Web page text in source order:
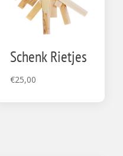
Schenk Rietjes
€25,00